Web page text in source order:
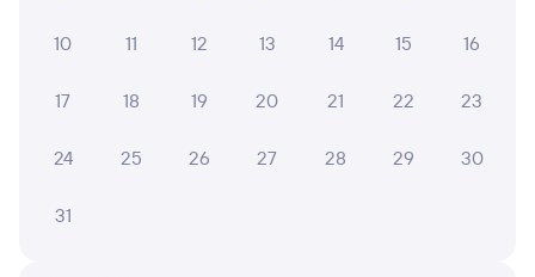
Подробные ответы на вопросы о поездке или
Оформление без регистрации на сайте
10 11 12 13 14 15 16
17 18 19 20 21 22 23
24 25 26 27 28 29 30
31